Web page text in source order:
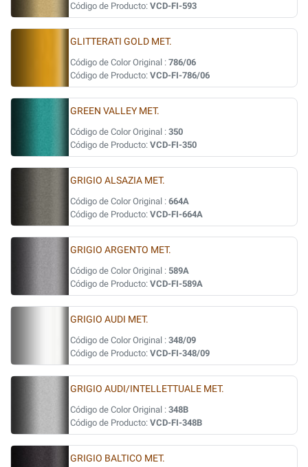
Código de Producto: VCD-FI-593
GLITTERATI GOLD MET.
Código de Color Original : 786/06
Código de Producto: VCD-FI-786/06
GREEN VALLEY MET.
Código de Color Original : 350
Código de Producto: VCD-FI-350
GRIGIO ALSAZIA MET.
Código de Color Original : 664A
Código de Producto: VCD-FI-664A
GRIGIO ARGENTO MET.
Código de Color Original : 589A
Código de Producto: VCD-FI-589A
GRIGIO AUDI MET.
Código de Color Original : 348/09
Código de Producto: VCD-FI-348/09
GRIGIO AUDI/INTELLETTUALE MET.
Código de Color Original : 348B
Código de Producto: VCD-FI-348B
GRIGIO BALTICO MET.